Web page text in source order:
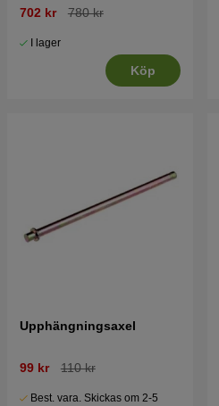
LT2216A2
702 kr 780 kr
I lager
Köp
Upphängningsaxel
99 kr 110 kr
Best. vara. Skickas om 2-5